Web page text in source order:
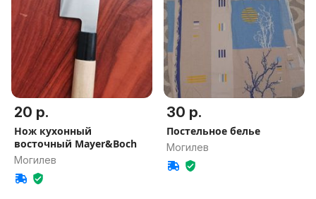
20 р.
Нож кухонный
восточный Mayer&Boch
Могилев
30 р.
Постельное белье
Могилев